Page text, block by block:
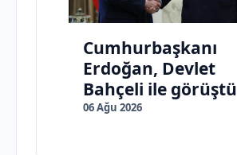
Cumhurbaşkanı
Erdoğan, Devlet
Bahçeli ile görüştü
06 Ağu 2026